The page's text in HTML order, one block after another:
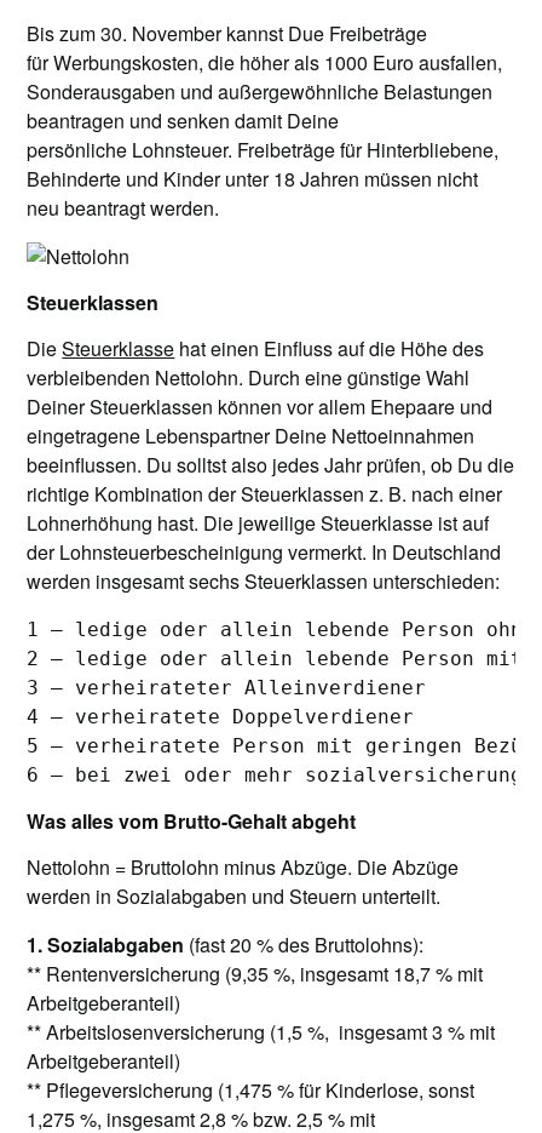
Bis zum 30. November kannst Due Freibeträge
für Werbungskosten, die höher als 1000 Euro ausfallen,
Sonderausgaben und außergewöhnliche Belastungen
beantragen und senken damit Deine
persönliche Lohnsteuer. Freibeträge für Hinterbliebene,
Behinderte und Kinder unter 18 Jahren müssen nicht
neu beantragt werden.
Steuerklassen
DieSteuerklasse hat einen Einfluss auf die Höhe des
verbleibenden Nettolohn. Durch eine günstige Wahl
Deiner Steuerklassen können vor allem Ehepaare und
eingetragene Lebenspartner Deine Nettoeinnahmen
beeinflussen. Du solltst also jedes Jahr prüfen, ob Du die
richtige Kombination der Steuerklassen z. B. nach einer
Lohnerhöhung hast. Die jeweilige Steuerklasse ist auf
der Lohnsteuerbescheinigung vermerkt. In Deutschland
werden insgesamt sechs Steuerklassen unterschieden:
1 – ledige oder allein lebende Person ohne
2 – ledige oder allein lebende Person mit
3 – verheirateter Alleinverdiener
4 – verheiratete Doppelverdiener
5 – verheiratete Person mit geringen
6 – bei zwei oder mehr
Was alles vom Brutto-Gehalt abgeht
Nettolohn = Bruttolohn minus Abzüge. Die Abzüge
werden in Sozialabgaben und Steuern unterteilt.
1. Sozialabgaben (fast 20 % des Bruttolohns):
** Rentenversicherung (9,35 %, insgesamt 18,7 % mit
Arbeitgeberanteil)
** Arbeitslosenversicherung (1,5 %, insgesamt 3 % mit
Arbeitgeberanteil)
** Pflegeversicherung (1,475 % für Kinderlose, sonst
1,275 %, insgesamt 2,8 % bzw. 2,5 % mit